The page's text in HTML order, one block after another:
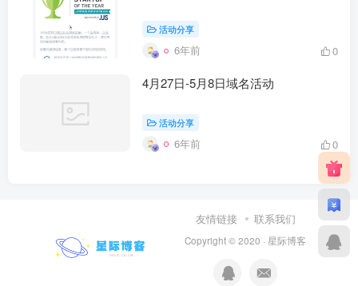
活动分享
6年前 0
4月27日-5月8日域名活动
活动分享
6年前 0
友情链接 联系我们
Copyright © 2020 ·星际博客